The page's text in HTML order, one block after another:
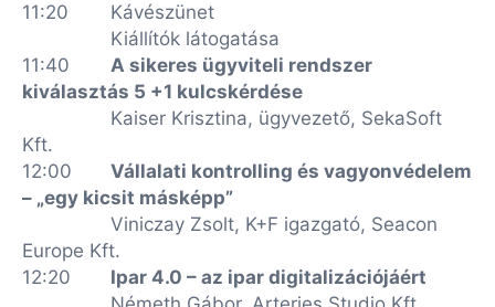
11:20
Kávészünet
Kiállítók látogatása
11:40
A sikeres ügyviteli rendszer
kiválasztás 5 +1 kulcskérdése
Kaiser Krisztina, ügyvezető, SekaSoft
Kft.
12:00
Vállalati kontrolling és vagyonvédelem
– „egy kicsit másképp”
Viniczay Zsolt, K+F igazgató, Seacon
Europe Kft.
12:20
Ipar 4.0 – az ipar digitalizációjáért